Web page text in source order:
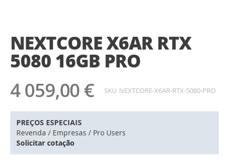
NEXTCORE X6AR RTX
5080 16GB PRO
4 059,00 € SKU NEXTCORE-X6AR-RTX-5080-PRO
PREÇOS ESPECIAIS
Revenda / Empresas / Pro Users
Solicitar cotação
início
da
Galeria
de